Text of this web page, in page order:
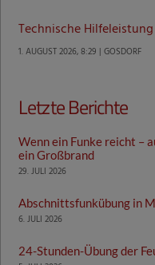
Technische
1. AUGUST 2026, 8:29 | GOSDORF
Letzte Berichte
Wenn ein Funke reicht –
ein Großbrand
29. JULI 2026
Abschnittsfunkübung in
6. JULI 2026
24-Stunden-Übung der